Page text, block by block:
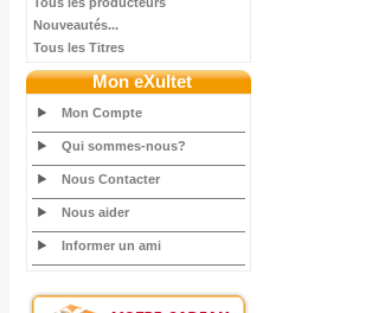
Nouveautés...
Tous les Titres
Mon eXultet
Mon Compte
Qui sommes-nous?
Nous Contacter
Nous aider
Informer un ami